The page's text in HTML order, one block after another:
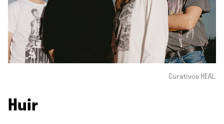
Curativos HEAL.
Huir